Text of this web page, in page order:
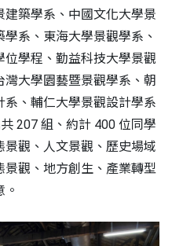
築學系、中國文化大學景
系、東海大學景觀學系、
學程、勤益科技大學景觀
大學園藝暨景觀學系、朝
、輔仁大學景觀設計學系
207 組、約計 400 位同學
觀、人文景觀、歷史場域
觀、地方創生、產業轉型